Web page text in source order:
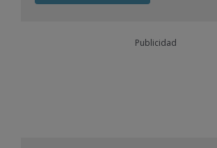
Publicidad